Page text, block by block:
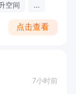
空间 ...
点击查看
7小时前